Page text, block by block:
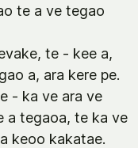
te a ve tegao
te - kee a,
a, ara kere pe.
- ka ve ara ve
a tegaoa, te ka ve
keoo kakatae.